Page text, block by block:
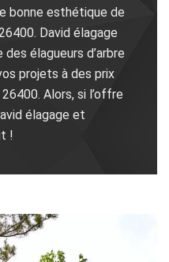
bonne esthétique de
David élagage
élagueurs d’arbre
projets à des prix
Alors, si l’offre
élagage et
!